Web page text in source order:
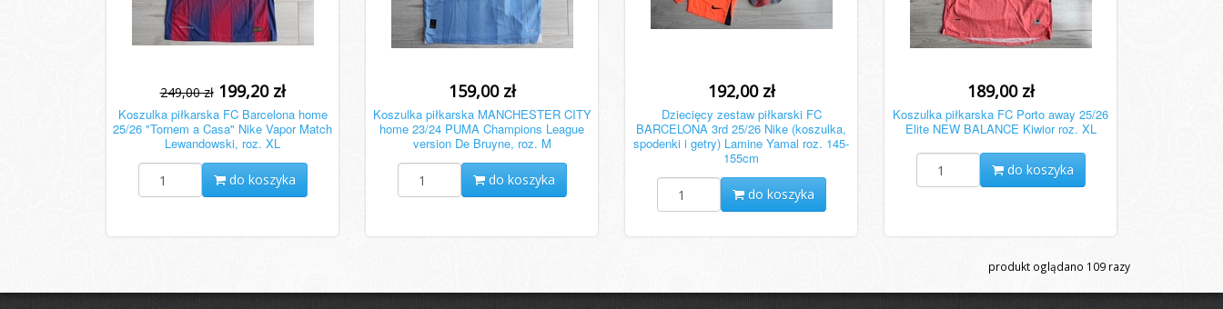
249,00 zł 199,20 zł
Koszulka piłkarska FC Barcelona home
25/26 "Tornem a Casa" Nike Vapor Match
Lewandowski, roz. XL
do koszyka
159,00 zł
Koszulka piłkarska MANCHESTER CITY
home 23/24 PUMA Champions League
version De Bruyne, roz. M
do koszyka
192,00 zł
Dziecięcy zestaw piłkarski FC
BARCELONA 3rd 25/26 Nike (koszulka,
spodenki i getry) Lamine Yamal roz. 145-
155cm
do koszyka
189,00 zł
Koszulka piłkarska FC Porto away 25/26
Elite NEW BALANCE Kiwior roz. XL
do koszyka
produkt oglądano 109 razy